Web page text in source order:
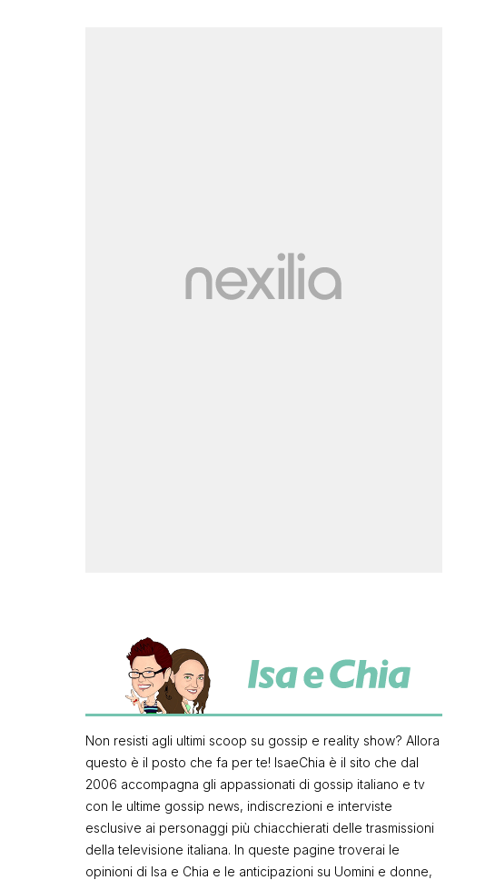
Non resisti agli ultimi scoop su gossip e reality show? Allora
questo è il posto che fa per te! IsaeChia è il sito che dal
2006 accompagna gli appassionati di gossip italiano e tv
con le ultime gossip news, indiscrezioni e interviste
esclusive ai personaggi più chiacchierati delle trasmissioni
della televisione italiana. In queste pagine troverai le
opinioni di Isa e Chia e le anticipazioni su Uomini e donne,